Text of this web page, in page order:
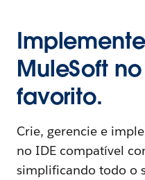
MuleSoft no
favorito.
Crie, gerencie e
no IDE compatível
simplificando todo o